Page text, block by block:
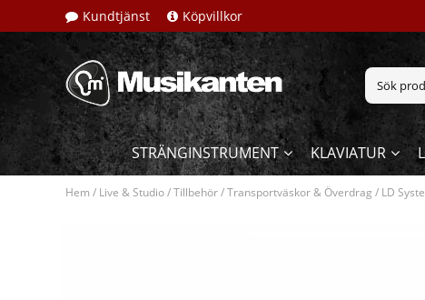
Kundtjänst Köpvillkor
STRÄNGINSTRUMENT KLAVIATUR
Hem / Live & Studio/Tillbehör/Transportväskor & Överdrag / LD